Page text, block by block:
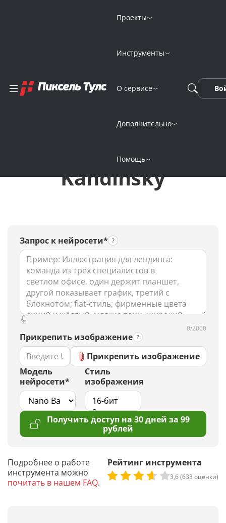
Проекты
Инструменты
О сервисе
Дополнительно
Помощь
изображений
онлайн
нейросетью
Kandinsky
Запрос к нейросети*
0/2000
Прикрепить изображение
Прикрепить изображение
Модель
нейросети*
Стиль
изображения
Получить доступ на 30 дней за 99
рублей
Подробнее о работе
инструмента можно
почитать в нашем FAQ.
Рейтинг инструмента
3,6 (633 оценки)